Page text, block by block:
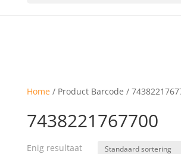
Home/ Product Barcode /
7438221767700
Enig resultaat